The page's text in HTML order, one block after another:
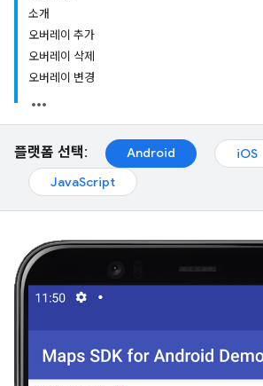
소개
오버레이 추가
오버레이 삭제
오버레이 변경
플랫폼 선택: Android
iOS
JavaScript